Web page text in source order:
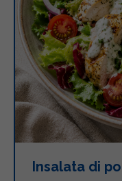
Insalata di